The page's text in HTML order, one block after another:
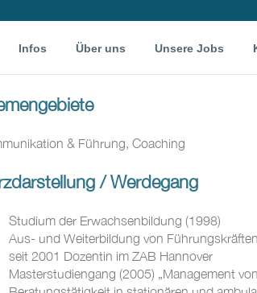
Infos Über uns Unsere Jobs
& Führung, Coaching
/ Werdegang
Studium der Erwachsenbildung (1998)
Aus- und Weiterbildung von Führungskräften
seit 2001 Dozentin im ZAB Hannover
Masterstudiengang (2005) „Management